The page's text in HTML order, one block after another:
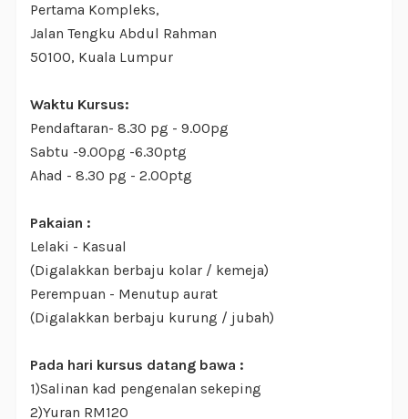
Pertama Kompleks,
Jalan Tengku Abdul Rahman
50100, Kuala Lumpur
Waktu Kursus:
Pendaftaran- 8.30 pg - 9.00pg
Sabtu -9.00pg -6.30ptg
Ahad - 8.30 pg - 2.00ptg
Pakaian :
Lelaki - Kasual
(Digalakkan berbaju kolar / kemeja)
Perempuan - Menutup aurat
(Digalakkan berbaju kurung / jubah)
Pada hari kursus datang bawa :
1)Salinan kad pengenalan sekeping
2)Yuran RM120